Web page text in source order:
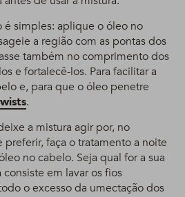
é simples: aplique o óleo no
a região com as pontas dos
também no comprimento dos
e fortalecê-los. Para facilitar a
e, para que o óleo penetre
.
a mistura agir por, no
preferir, faça o tratamento a noite
no cabelo. Seja qual for a sua
em lavar os fios
o excesso da umectação dos